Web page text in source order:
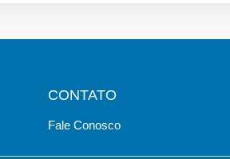
CONTATO
Fale Conosco